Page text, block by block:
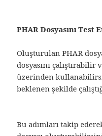
PHAR Dosyasını Test
Oluşturulan PHAR
dosyasını çalıştırabilir
üzerinden
beklenen şekilde
Bu adımları takip